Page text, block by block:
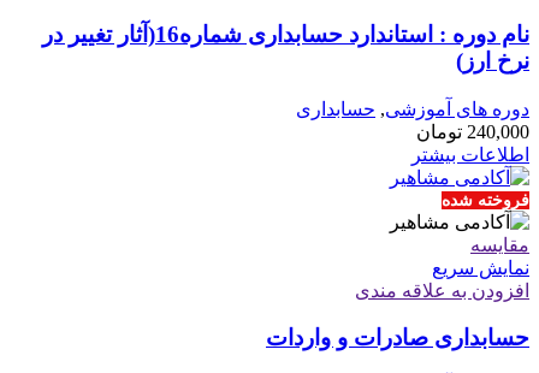
نام دوره : استاندارد حسابداری شماره16(آثار تغییر در
نرخ ارز)
دوره های آموزشی, حسابداری
240,000 تومان
اطلاعات بیشتر
فروخته شده
مقايسه
نمایش سریع
افزودن به علاقه مندی
حسابداری صادرات و واردات